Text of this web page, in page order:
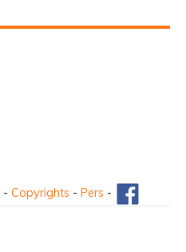
- Copyrights - Pers -